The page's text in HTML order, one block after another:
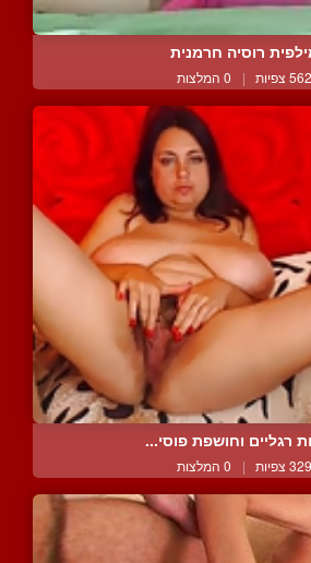
רוסיה חרמנית
צפיות | 0 המלצות
רגליים וחושפת פוסי...
צפיות | 0 המלצות